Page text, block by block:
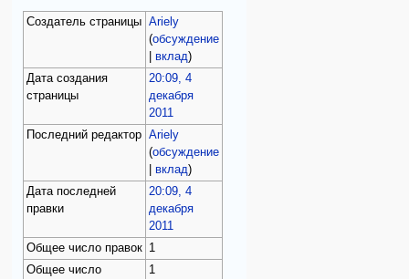
Создатель страницы Ariely
(обсуждение
вклад)
Дата создания
страницы
20:09, 4
декабря
2011
Последний редактор Ariely
(обсуждение
вклад)
Дата последней
правки
20:09, 4
декабря
2011
Общее число правок 1
Общее число
1